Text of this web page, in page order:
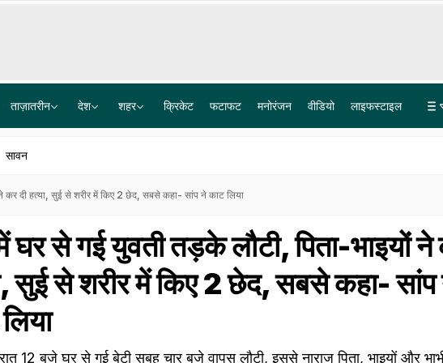
ताज़ातरीन देश शहर क्रिकेट फटाफट मनोरंजन वीडियो लाइफस्टाइल
सावन
कर दी हत्या, सुई से शरीर में किए 2 छेद, सबसे कहा- सांप ने काट लिया
घर से गई युवती तड़के लौटी, पिता-भाइयों ने
सुई से शरीर में किए 2 छेद, सबसे कहा- सांप
12 बजे घर से गई बेटी सुबह चार बजे वापस लौटी, इससे नाराज पिता, भाइयों और